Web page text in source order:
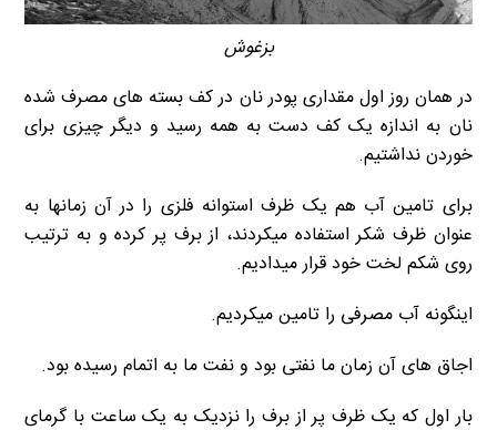
بزغوش
در همان روز اول مقداری پودر نان در کف بسته های مصرف شده
نان به اندازه یک کف دست به همه رسید و دیگر چیزی برای
خوردن نداشتیم.
برای تامین آب هم یک ظرف استوانه فلزی را در آن زمانها به
عنوان ظرف شکر استفاده میکردند، از برف پر کرده و به ترتیب
روی شکم لخت خود قرار میدادیم.
اینگونه آب مصرفی را تامین میکردیم.
اجاق های آن زمان ما نفتی بود و نفت ما به اتمام رسیده بود.
بار اول که یک ظرف پر از برف را نزدیک به یک ساعت با گرمای